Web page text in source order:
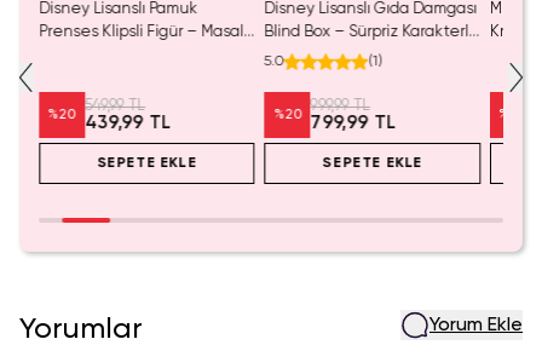
Disney Lisanslı Pamuk
Prenses Klipsli Figür – Masalsı
%20
549,99 TL
439,99 TL
SEPETE EKLE
Disney Lisanslı Gıda Damgası
Blind Box – Sürpriz Karakterli
Eğlenceli Sunum
5.0 (1)
%20
999,99 TL
799,99 TL
SEPETE EKLE
Miniso
Kristal
%
Yorumlar Yorum Ekle